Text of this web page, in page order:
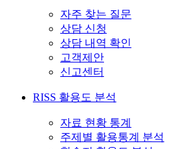
자주 찾는 질문
상담 신청
상담 내역 확인
고객제안
신고센터
RISS 활용도 분석
자료 현황 통계
주제별 활용통계 분석